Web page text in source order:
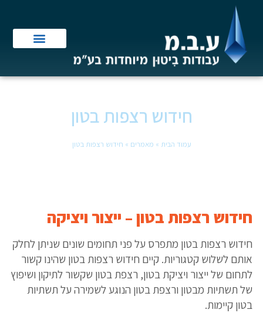
חידוש רצפות בטון
עמוד הבית»מאמרים»חידוש רצפות בטון
חידוש רצפות בטון – ייצור ויציקה
חידוש רצפות בטון מתפרס על פני תחומים שונים שניתן לחלק
אותם לשלוש קטגוריות. קיים חידוש רצפות בטון שהינו קשור
לתחום של ייצור ויציקת בטון, רצפת בטון שקשור לתיקון ושיפוץ
של תשתיות מבטון ורצפת בטון הנוגע לשמירה על תשתיות
בטון קיימות.